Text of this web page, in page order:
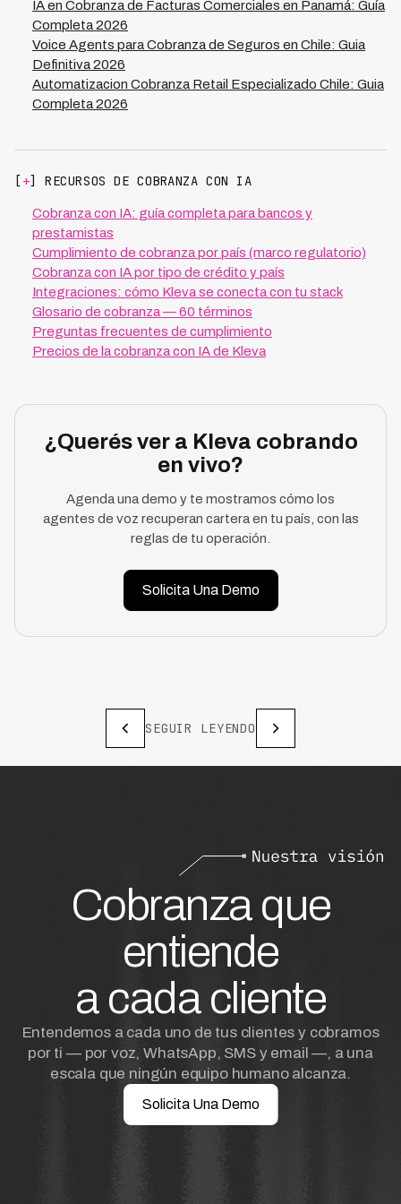
IA en Cobranza de Facturas Comerciales en Panamá: Guía
Completa 2026
Voice Agents para Cobranza de Seguros en Chile: Guia
Definitiva 2026
Automatizacion Cobranza Retail Especializado Chile: Guia
Completa 2026
[+] RECURSOS DE COBRANZA CON IA
Cobranza con IA: guía completa para bancos y
prestamistas
Cumplimiento de cobranza por país (marco regulatorio)
Cobranza con IA por tipo de crédito y país
Integraciones: cómo Kleva se conecta con tu stack
Glosario de cobranza — 60 términos
Preguntas frecuentes de cumplimiento
Precios de la cobranza con IA de Kleva
¿Querés ver a Kleva cobrando
en vivo?
Agenda una demo y te mostramos cómo los
agentes de voz recuperan cartera en tu país, con las
reglas de tu operación.
Solicita Una Demo
SEGUIR LEYENDO
Cobranza que
entiende
a cada cliente
Entendemos a cada uno de tus clientes y cobramos
por ti — por voz, WhatsApp, SMS y email —, a una
escala que ningún equipo humano alcanza.
Solicita Una Demo